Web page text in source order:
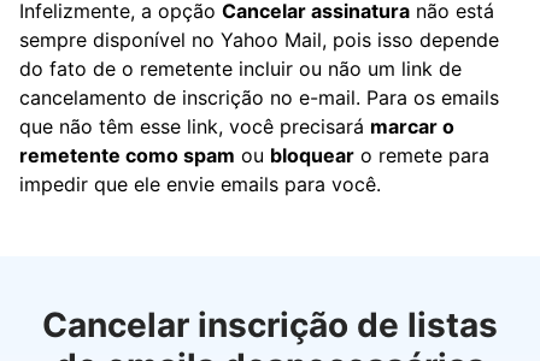
Infelizmente, a opção Cancelar assinatura não está
sempre disponível no Yahoo Mail, pois isso depende
do fato de o remetente incluir ou não um link de
cancelamento de inscrição no e-mail. Para os emails
que não têm esse link, você precisará marcar o
remetente como spam ou bloquear o remete para
impedir que ele envie emails para você.
Cancelar inscrição de listas